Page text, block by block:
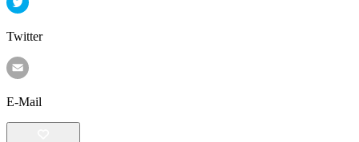
Twitter
E-Mail